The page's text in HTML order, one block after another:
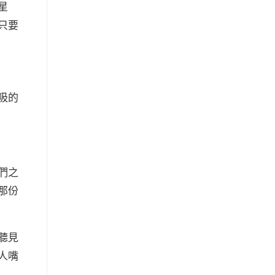
要
的
之
份
見
嘴